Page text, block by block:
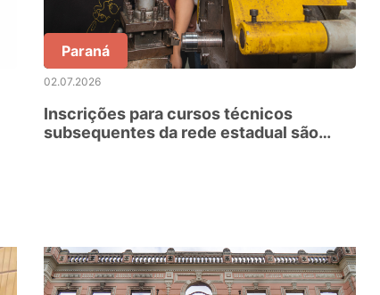
Paraná
02.07.2026
Inscrições para cursos técnicos
subsequentes da rede estadual são